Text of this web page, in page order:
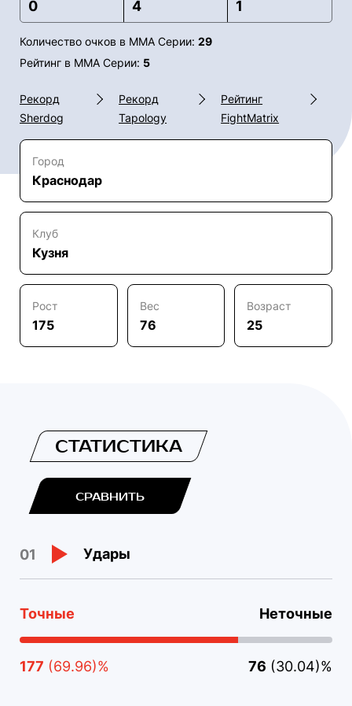
0 4 1
Количество очков в ММА Серии: 29
Рейтинг в ММА Серии: 5
Рекорд
Sherdog
Рекорд
Tapology
Рейтинг
FightMatrix
Город
Краснодар
Клуб
Кузня
Рост
175
Вес
76
Возраст
25
СТАТИСТИКА
СРАВНИТЬ
01 Удары
Точные Неточные
177 (69.96)% 76 (30.04)%